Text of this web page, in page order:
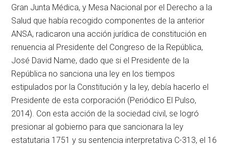
Gran Junta Médica, y Mesa Nacional por el Derecho a la
Salud que había recogido componentes de la anterior
ANSA, radicaron una acción jurídica de constitución en
renuencia al Presidente del Congreso de la República,
José David Name, dado que si el Presidente de la
República no sanciona una ley en los tiempos
estipulados por la Constitución y la ley, debía hacerlo el
Presidente de esta corporación (Periódico El Pulso,
2014). Con esta acción de la sociedad civil, se logró
presionar al gobierno para que sancionara la ley
estatutaria 1751 y su sentencia interpretativa C-313, el 16